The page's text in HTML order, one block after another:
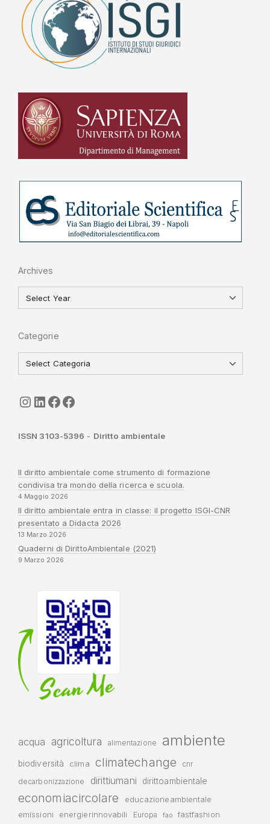
Archives
Categorie
seguici
LinkedIn
ISGI-CNRSapienza
ISSN 3103-5396 - Diritto ambientale
Il diritto ambientale come strumento di formazione
condivisa tra mondo della ricerca e scuola.
4 Maggio 2026
Il diritto ambientale entra in classe: il progetto ISGI-CNR
presentato a Didacta 2026
13 Marzo 2026
Quaderni di DirittoAmbientale (2021)
9 Marzo 2026
acqua agricoltura alimentazione ambiente
biodiversità clima climatechange cnr
decarbonizzazione dirittiumani dirittoambientale
economiacircolare
educazioneambientale
emissioni
energierinnovabili Europa fao fastfashion